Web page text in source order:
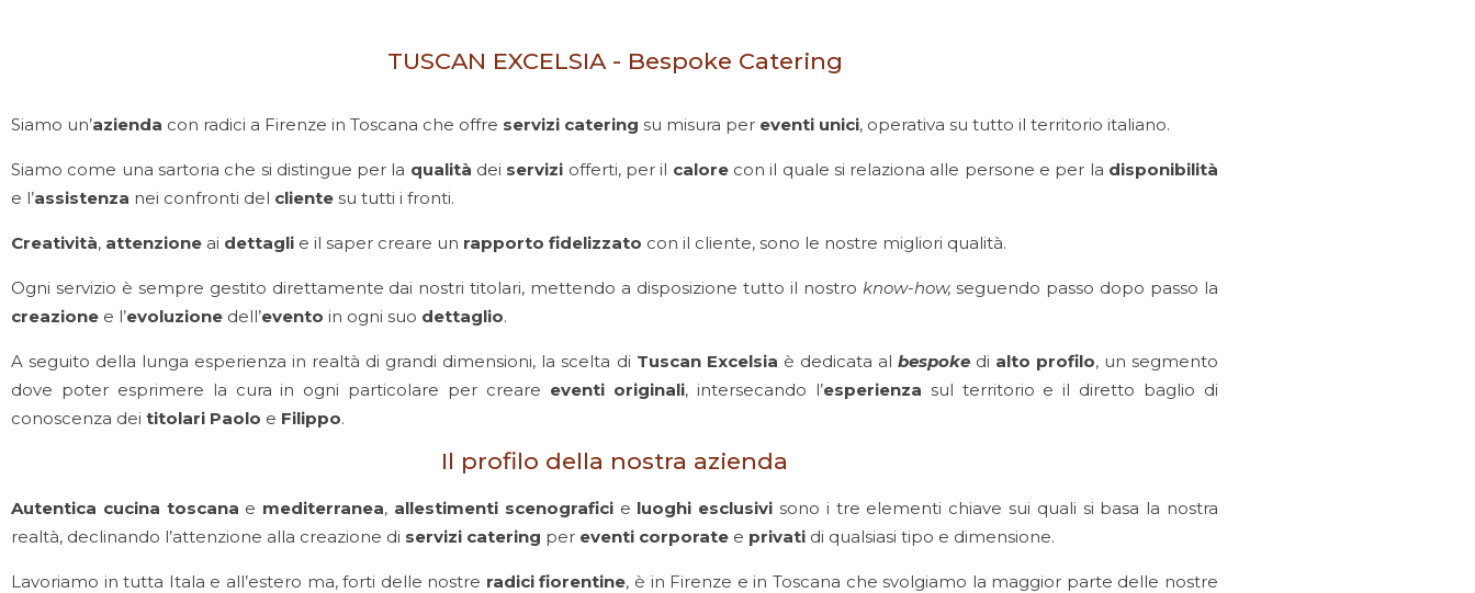
TUSCAN EXCELSIA - Bespoke Catering
Siamo un’azienda con radici a Firenze in Toscana che offre servizi catering su misura per eventi unici, operativa su tutto il territorio italiano.
Siamo come una sartoria che si distingue per la qualità dei servizi offerti, per il calorecon il quale si relaziona alle persone e per la disponibilità
e l’assistenza nei confronti del cliente su tutti i fronti.
Creatività, attenzione ai dettagli e il saper creare un rapporto fidelizzato con il cliente, sono le nostre migliori qualità.
Ogni servizio è sempre gestito direttamente dai nostri titolari, mettendo a disposizione tutto il nostro know-how,seguendo passo dopo passo la
creazione e l’evoluzione dell’evento in ogni suo dettaglio.
A seguito della lunga esperienza in realtà di grandi dimensioni, la scelta di Tuscan Excelsia è dedicata al bespokedi alto profilo, un segmento
dove poter esprimere la cura in ogni particolare per creare eventi originali, intersecando l’esperienza sul territorio e il diretto baglio di
conoscenza dei titolari Paolo e Filippo.
Il profilo della nostra azienda
Autentica cucina toscana e mediterranea, allestimenti scenografici e luoghi esclusivi sono i tre elementi chiave sui quali si basa la nostra
realtà, declinando l’attenzione alla creazione di servizi catering per eventi corporate e privati di qualsiasi tipo e dimensione.
Lavoriamo in tutta Itala e all’estero ma, forti delle nostre radici fiorentine, è in Firenze e in Toscana che svolgiamo la maggior parte delle nostre